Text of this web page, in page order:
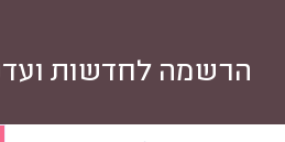
הרשמה לחדשות